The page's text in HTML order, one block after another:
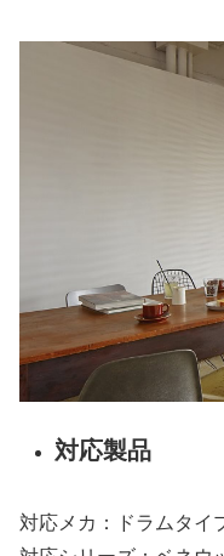
対応製品
対応メカ：ドラムタイ